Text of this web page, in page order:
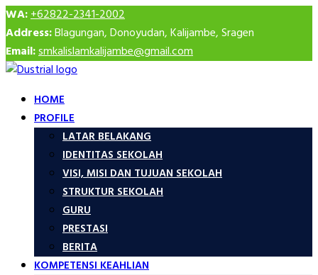
WA:+62822-2341-2002
Address:Blagungan, Donoyudan, Kalijambe, Sragen
Email:smkalislamkalijambe@gmail.com
HOME
PROFILE
LATAR BELAKANG
IDENTITAS SEKOLAH
VISI, MISI DAN TUJUAN SEKOLAH
STRUKTUR SEKOLAH
GURU
PRESTASI
BERITA
KOMPETENSI KEAHLIAN